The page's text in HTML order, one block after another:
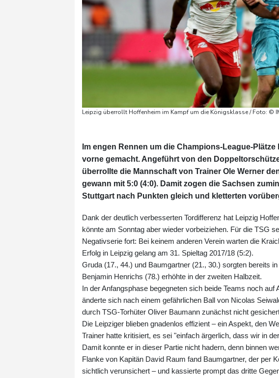
Leipzig überrollt Hoffenheim im Kampf um die Königsklasse / Foto: ©
Im engen Rennen um die Champions-League-
vorne gemacht. Angeführt von den
überrollte die Mannschaft von Trainer Ole Werner
gewann mit 5:0 (4:0). Damit zogen die Sachsen
Stuttgart nach Punkten gleich und kletterten
Dank der deutlich verbesserten Tordifferenz hat Leipzig
könnte am Sonntag aber wieder vorbeiziehen. Für die TSG
Negativserie fort: Bei keinem anderen Verein warten die
Erfolg in Leipzig gelang am 31. Spieltag 2017/18 (5:2).
Gruda (17., 44.) und Baumgartner (21., 30.) sorgten bereits
Benjamin Henrichs (78.) erhöhte in der zweiten Halbzeit.
In der Anfangsphase begegneten sich beide Teams noch
änderte sich nach einem gefährlichen Ball von Nicolas
durch TSG-Torhüter Oliver Baumann zunächst nicht
Die Leipziger blieben gnadenlos effizient – ein Aspekt, den
Trainer hatte kritisiert, es sei "einfach ärgerlich, dass wir in
Damit konnte er in dieser Partie nicht hadern, denn binnen
Flanke von Kapitän David Raum fand Baumgartner, der per
sichtlich verunsichert – und kassierte prompt das dritte